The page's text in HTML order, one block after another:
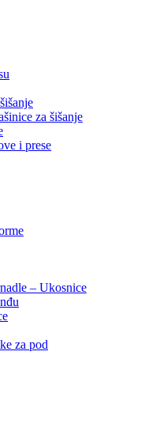
za šišanje
i prese
– Ukosnice
za pod